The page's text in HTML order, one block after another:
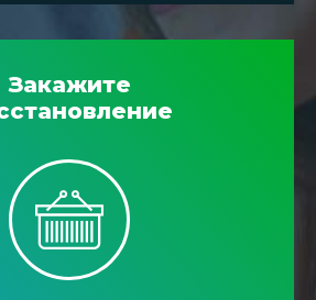
Закажите